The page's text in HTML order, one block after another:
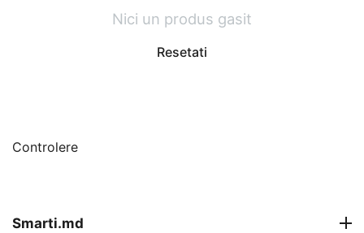
Controlere
Nici un produs gasit
Resetati
Smarti.md